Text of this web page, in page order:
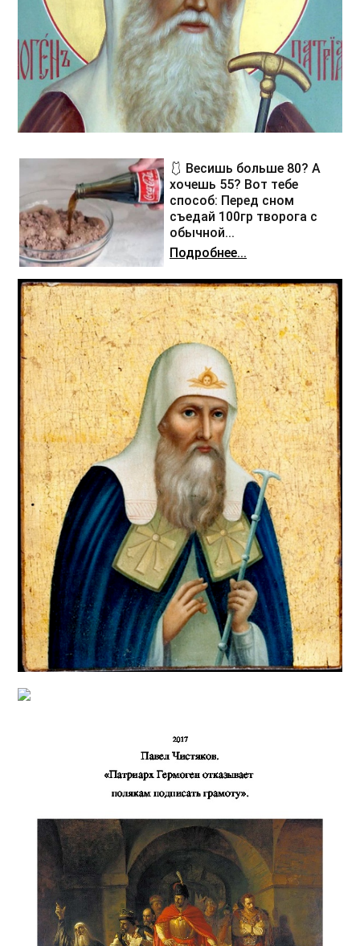
🩱 Весишь больше 80? А
хочешь 55? Вот тебе
способ: Перед сном
съедай 100гр творога с
обычной...
Подробнее...